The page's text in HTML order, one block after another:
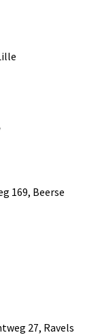
169, Beerse
27, Ravels